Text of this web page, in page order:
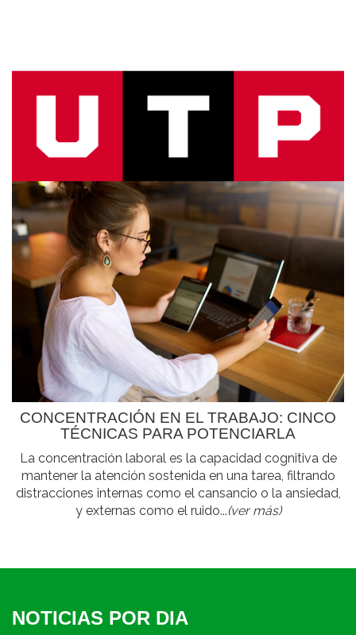
CONCENTRACIÓN EN EL TRABAJO: CINCO
TÉCNICAS PARA POTENCIARLA
La concentración laboral es la capacidad cognitiva de
mantener la atención sostenida en una tarea, filtrando
distracciones internas como el cansancio o la ansiedad,
y externas como el ruido...(ver más)
NOTICIAS POR DIA